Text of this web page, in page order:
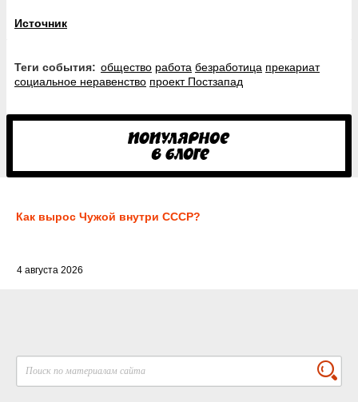
Источник
Теги события: общество работа безработица прекариат
социальное неравенство проект Постзапад
Как вырос Чужой внутри СССР?
4 августа 2026